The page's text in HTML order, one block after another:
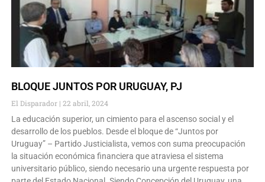
BLOQUE JUNTOS POR URUGUAY, PJ
El Disparador 22 abril, 2024
La educación superior, un cimiento para el ascenso social y el
desarrollo de los pueblos. Desde el bloque de “Juntos por
Uruguay” – Partido Justicialista, vemos con suma preocupación
la situación económica financiera que atraviesa el sistema
universitario público, siendo necesario una urgente respuesta por